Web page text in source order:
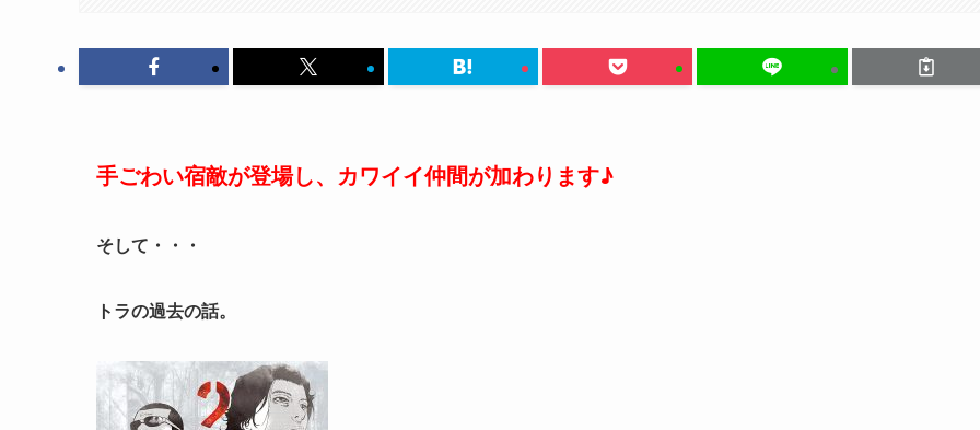
手ごわい宿敵が登場し、 カワイイ仲間が加わります♪
そして・・・
トラの過去の話。